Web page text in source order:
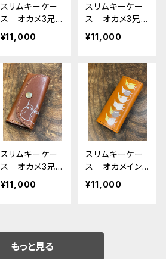
スリムキーケー
ス オカメ3兄
弟 オカメイン
コ レッドブラウ
こ 栃木レザー
¥11,000
スリムキーケー
ス オカメ3兄
弟 オカメイン
コ BLACK ブ
かめいんこ 栃
木レザー
¥11,000
スリムキーケー
ス オカメ3兄
弟 オカメイン
コ ブラウン
¥11,000
スリムキーケー
ス オカメイン
コ キャメル
ぽわん シリー
¥11,000
もっと見る